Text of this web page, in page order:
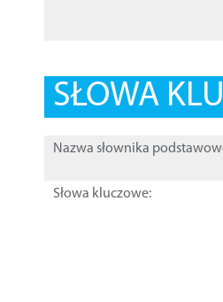
SŁOWA
Nazwa słownika
Słowa kluczowe: